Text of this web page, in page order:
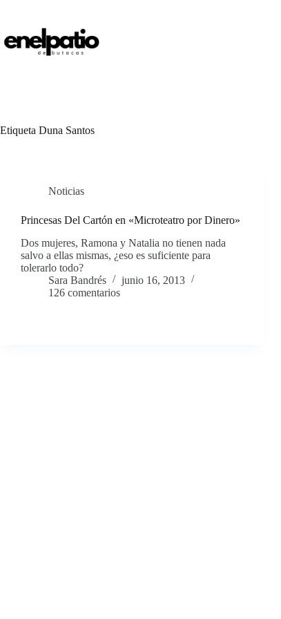
contenido
Etiqueta Duna Santos
Noticias
Princesas Del Cartón en «Microteatro por Dinero»
Dos mujeres, Ramona y Natalia no tienen nada
salvo a ellas mismas, ¿eso es suficiente para
tolerarlo todo?
Sara Bandrés
junio 16, 2013
126 comentarios